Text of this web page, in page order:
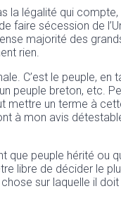
la légalité qui
faire sécession de
majorité des
rien.
C’est le peuple,
peuple breton, etc.
un terme à
à mon avis
que peuple hérité
libre de décider le
sur laquelle il